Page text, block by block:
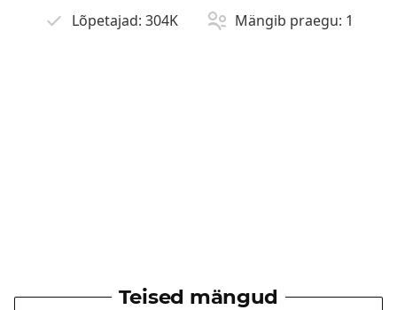
Lõpetajad: 304K Mängib praegu: 1
Teised mängud